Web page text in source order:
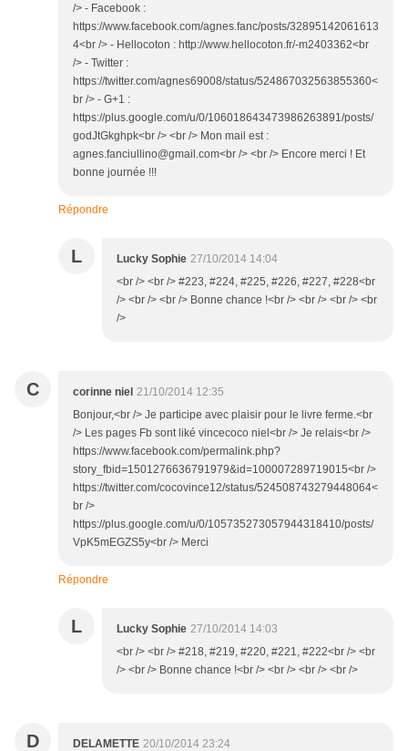
/> - Facebook :
https://www.facebook.com/agnes.fanc/posts/32895142061613
4<br /> - Hellocoton : http://www.hellocoton.fr/-m2403362<br
/> - Twitter :
https://twitter.com/agnes69008/status/524867032563855360<
br /> - G+1 :
https://plus.google.com/u/0/106018643473986263891/posts/
godJtGkghpk<br /> <br /> Mon mail est :
agnes.fanciullino@gmail.com<br /> <br /> Encore merci ! Et
bonne journée !!!
Répondre
L Lucky Sophie 27/10/2014 14:04
<br /> <br /> #223, #224, #225, #226, #227, #228<br
/> <br /> <br /> Bonne chance !<br /> <br /> <br /> <br
/>
C corinne niel 21/10/2014 12:35
Bonjour,<br /> Je participe avec plaisir pour le livre ferme.<br
/> Les pages Fb sont liké vincecoco niel<br /> Je relais<br />
https://www.facebook.com/permalink.php?
story_fbid=1501276636791979&id=100007289719015<br />
https://twitter.com/cocovince12/status/524508743279448064<
br />
https://plus.google.com/u/0/105735273057944318410/posts/
VpK5mEGZS5y<br /> Merci
Répondre
L Lucky Sophie 27/10/2014 14:03
<br /> <br /> #218, #219, #220, #221, #222<br /> <br
/> <br /> Bonne chance !<br /> <br /> <br /> <br />
D DELAMETTE 20/10/2014 23:24